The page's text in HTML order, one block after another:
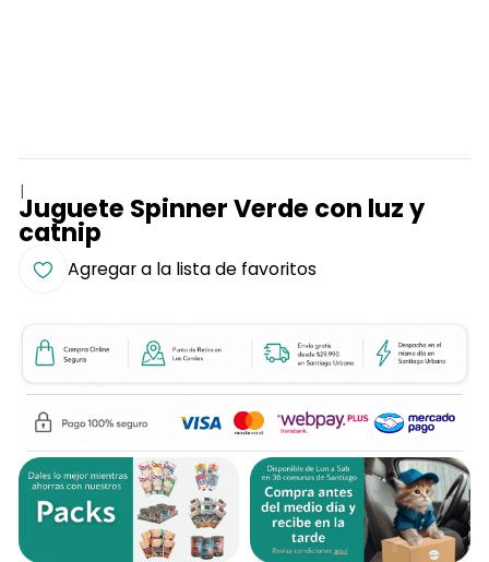
|
Juguete Spinner Verde con luz y
catnip
Agregar a la lista de favoritos